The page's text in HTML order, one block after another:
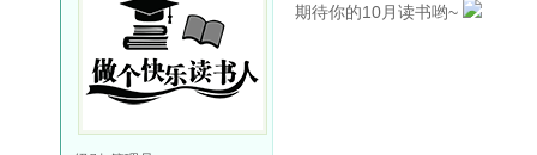
期待你的10月读书哟~